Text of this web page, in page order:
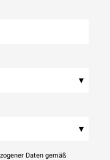
▾
▾
Daten gemäß